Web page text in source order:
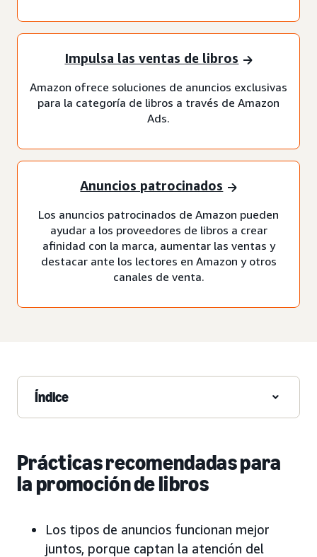
Impulsa las ventas de libros
Amazon ofrece soluciones de anuncios exclusivas
para la categoría de libros a través de Amazon
Ads.
Anuncios patrocinados
Los anuncios patrocinados de Amazon pueden
ayudar a los proveedores de libros a crear
afinidad con la marca, aumentar las ventas y
destacar ante los lectores en Amazon y otros
canales de venta.
Índice
Prácticas recomendadas para
la promoción de libros
Los tipos de anuncios funcionan mejor
juntos, porque captan la atención del